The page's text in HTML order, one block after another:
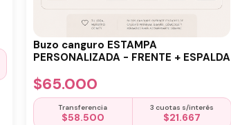
Buzo canguro ESTAMPA
PERSONALIZADA - FRENTE + ESPALDA
$65.000
Transferencia
$58.500
3 cuotas s/interés
$21.667